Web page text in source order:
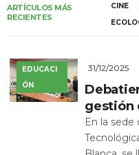
ARTÍCULOS MÁS
RECIENTES
CINE
EDUCACI
ÓN
31/12/2025
gestión
En la sede